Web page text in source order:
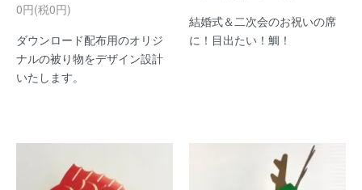
0円(税0円)
ダウンロード配布用のオリジ
ナルの被り物をデザイン設計
いたします。
結婚式＆二次会のお祝いの席
に！目出たい！鯛！